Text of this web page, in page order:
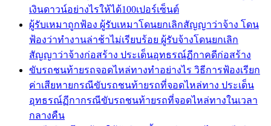
เงินดาวน์อย่างไรให้ได้100เปอร์เซ็นต์
ผู้รับเหมาถูกฟ้อง ผู้รับเหมาโดนยกเลิกสัญญาว่าจ้าง โดน
ฟ้องว่าทำงานล่าช้าไม่เรียบร้อย ผู้รับจ้างโดนยกเลิก
สัญญาว่าจ้างก่อสร้าง ประเด็นอุทธรณ์ฏีกาคดีก่อสร้าง
ขับรถชนท้ายรถจอดไหล่ทางทำอย่างไร วิธีการฟ้องเรียก
ค่าเสียหายกรณีขับรถชนท้ายรถที่จอดไหล่ทาง ประเด็น
อุทธรณ์ฏีกากรณีขับรถชนท้ายรถที่จอดไหล่ทางในเวลา
กลางคืน